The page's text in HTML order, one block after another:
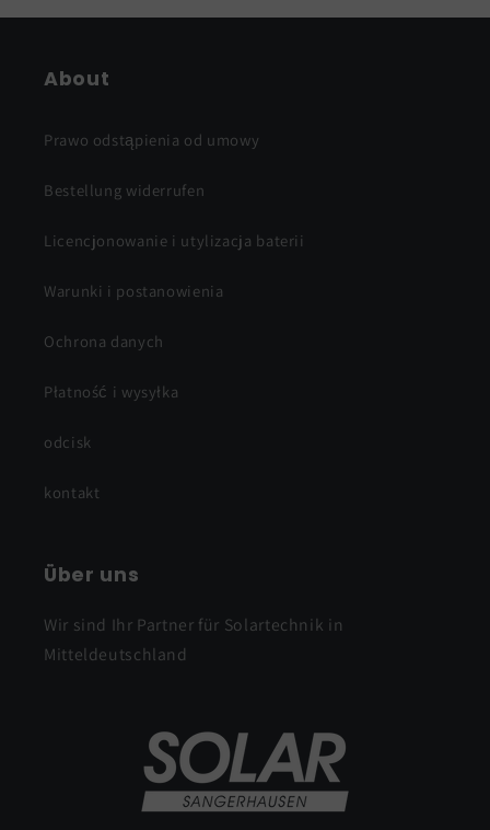
About
Prawo odstąpienia od umowy
Bestellung widerrufen
Licencjonowanie i utylizacja baterii
Warunki i postanowienia
Ochrona danych
Płatność i wysyłka
odcisk
kontakt
Über uns
Wir sind Ihr Partner für Solartechnik in
Mitteldeutschland